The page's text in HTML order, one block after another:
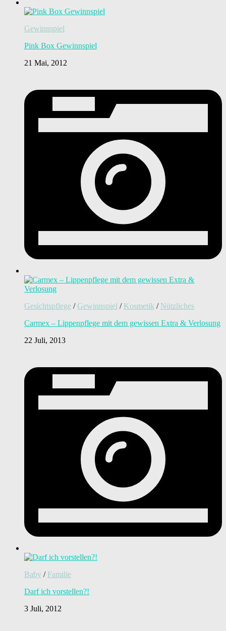
Gewinnspiel
Pink Box Gewinnspiel
21 Mai, 2012
Gesichtspflege /Gewinnspiel / Kosmetik / Nützliches
Carmex – Lippenpflege mit dem gewissen Extra & Verlosung
22 Juli, 2013
Baby / Familie
Darf ich vorstellen?!
3 Juli, 2012